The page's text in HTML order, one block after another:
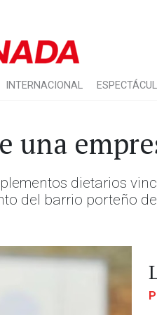
INTERNACIONAL
dietarios
del barrio porteño